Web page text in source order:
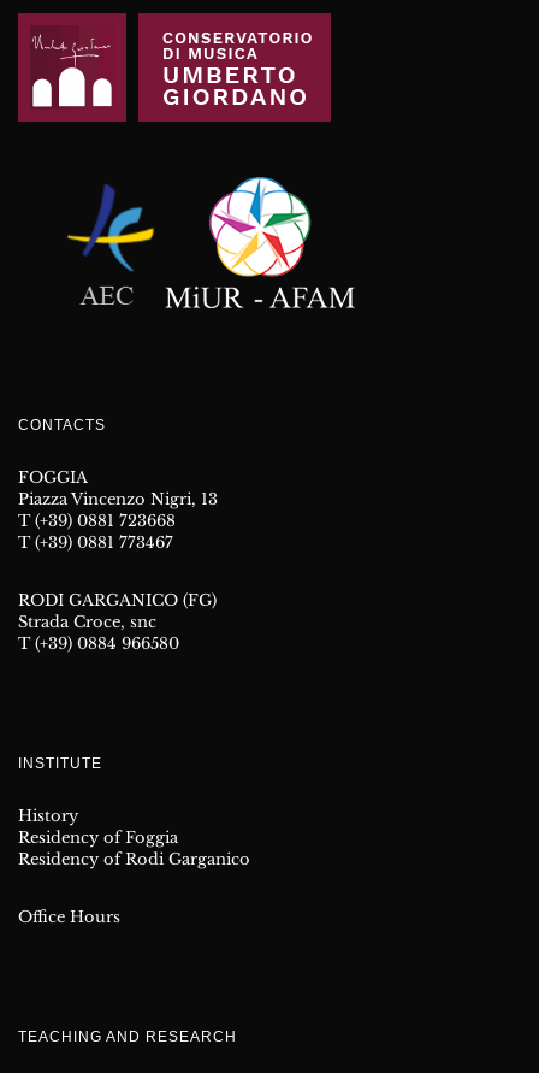
CONTACTS
FOGGIA
Piazza Vincenzo Nigri, 13
T (+39) 0881 723668
T (+39) 0881 773467
RODI GARGANICO (FG)
Strada Croce, snc
T (+39) 0884 966580
INSTITUTE
History
Residency of Foggia
Residency of Rodi Garganico
Office Hours
TEACHING AND RESEARCH